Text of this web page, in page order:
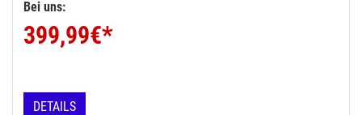
Bei uns:
399,99€*
DETAILS